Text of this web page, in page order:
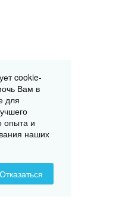
cookie-
Вам в
для
опыта и
наших
Отказаться